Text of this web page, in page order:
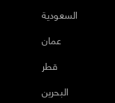
السعودية
عمان
قطر
البحرين